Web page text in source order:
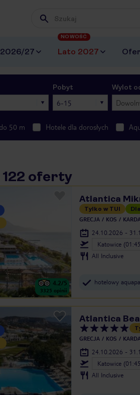
Wpisz frazę, której szukasz
27 Lato 2027
NOWOŚĆ
Pobyt
6-15
Wylot
50 m Hotele dla dorosłych
122 oferty
4.2/5
3325 opinii
Atlantica
Tylko w TUI
GRECJA KOS
24.10.2026 -
Katowice
All Inclusive
hotelowy
Atlantica
GRECJA KOS
24.10.2026 -
Katowice
All Inclusive